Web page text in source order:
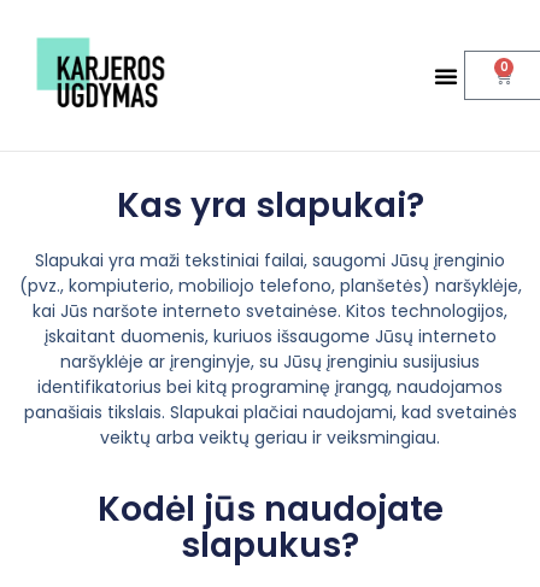
0
Kas yra slapukai?
Slapukai yra maži tekstiniai failai, saugomi Jūsų įrenginio
(pvz., kompiuterio, mobiliojo telefono, planšetės) naršyklėje,
kai Jūs naršote interneto svetainėse. Kitos technologijos,
įskaitant duomenis, kuriuos išsaugome Jūsų interneto
naršyklėje ar įrenginyje, su Jūsų įrenginiu susijusius
identifikatorius bei kitą programinę įrangą, naudojamos
panašiais tikslais. Slapukai plačiai naudojami, kad svetainės
veiktų arba veiktų geriau ir veiksmingiau.
Kodėl jūs naudojate
slapukus?